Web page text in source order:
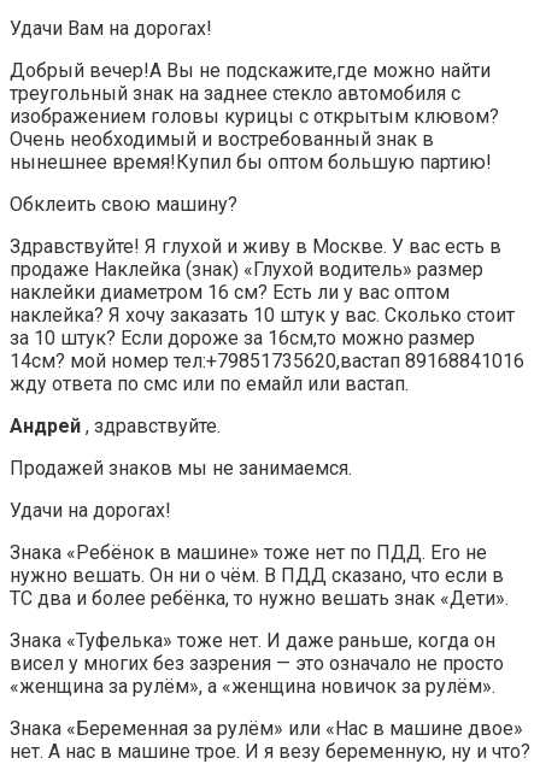
Удачи Вам на дорогах!
Добрый вечер!А Вы не подскажите,где можно найти
треугольный знак на заднее стекло автомобиля с
изображением головы курицы с открытым клювом?
Очень необходимый и востребованный знак в
нынешнее время!Купил бы оптом большую партию!
Обклеить свою машину?
Здравствуйте! Я глухой и живу в Москве. У вас есть в
продаже Наклейка (знак) «Глухой водитель» размер
наклейки диаметром 16 см? Есть ли у вас оптом
наклейка? Я хочу заказать 10 штук у вас. Сколько стоит
за 10 штук? Если дороже за 16см,то можно размер
14см? мой номер тел:+79851735620,вастап 89168841016
жду ответа по смс или по емайл или вастап.
Андрей , здравствуйте.
Продажей знаков мы не занимаемся.
Удачи на дорогах!
Знака «Ребёнок в машине» тоже нет по ПДД. Его не
нужно вешать. Он ни о чём. В ПДД сказано, что если в
ТС два и более ребёнка, то нужно вешать знак «Дети».
Знака «Туфелька» тоже нет. И даже раньше, когда он
висел у многих без зазрения — это означало не просто
«женщина за рулём», а «женщина новичок за рулём».
Знака «Беременная за рулём» или «Нас в машине двое»
нет. А нас в машине трое. И я везу беременную, ну и что?